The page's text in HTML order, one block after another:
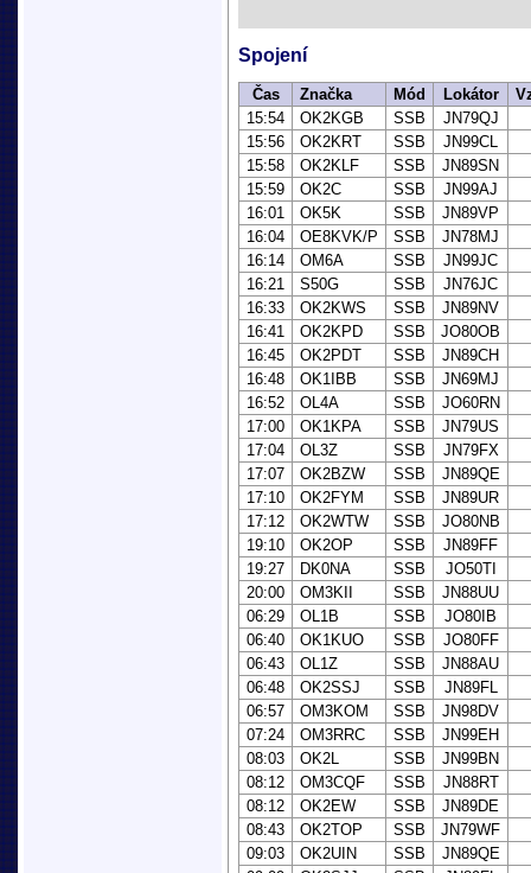
Spojení
Čas Značka Mód Lokátor
15:54
OK2KGB SSB
JN79QJ
15:56
OK2KRT SSB
JN99CL
15:58
OK2KLF SSB
JN89SN
15:59
OK2C SSB
JN99AJ
16:01
OK5K SSB
JN89VP
16:04
OE8KVK/P SSB
JN78MJ
16:14
OM6A SSB
JN99JC
16:21
S50G SSB
JN76JC
16:33
OK2KWS SSB
JN89NV
16:41
OK2KPD SSB
JO80OB
16:45
OK2PDT SSB
JN89CH
16:48
OK1IBB SSB
JN69MJ
16:52
OL4A SSB
JO60RN
17:00
OK1KPA SSB
JN79US
17:04
OL3Z SSB
JN79FX
17:07
OK2BZW SSB
JN89QE
17:10
OK2FYM SSB
JN89UR
17:12
OK2WTW SSB
JO80NB
19:10
OK2OP SSB
JN89FF
19:27
DK0NA SSB
JO50TI
20:00
OM3KII SSB
JN88UU
06:29
OL1B SSB
JO80IB
06:40
OK1KUO SSB
JO80FF
06:43
OL1Z SSB
JN88AU
06:48
OK2SSJ SSB
JN89FL
06:57
OM3KOM SSB
JN98DV
07:24
OM3RRC SSB
JN99EH
08:03
OK2L SSB
JN99BN
08:12
OM3CQF SSB
JN88RT
08:12
OK2EW SSB
JN89DE
08:43
OK2TOP SSB
JN79WF
09:03
OK2UIN SSB
JN89QE